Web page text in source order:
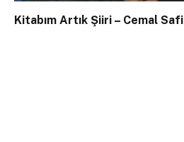
Kitabım Artık Şiiri – Cemal Safi